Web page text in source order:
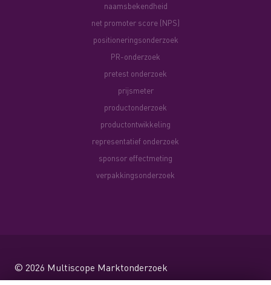
naamsbekendheid
net promoter score (NPS)
positioneringsonderzoek
PR-onderzoek
pretest onderzoek
prijsmeter
productonderzoek
productontwikkeling
representatief onderzoek
sponsor effectmeting
verpakkingsonderzoek
© 2026 Multiscope Marktonderzoek